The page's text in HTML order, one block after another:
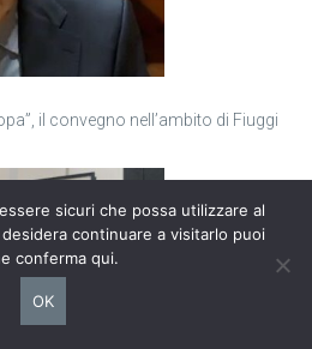
il convegno nell’ambito di Fiuggi
sicuri che possa utilizzare al
continuare a visitarlo puoi
conferma qui.
OK